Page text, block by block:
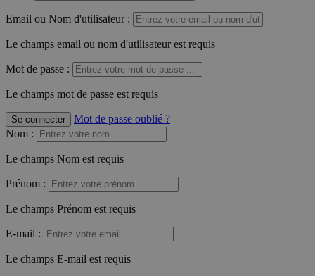
Email ou Nom d'utilisateur :
Le champs email ou nom d'utilisateur est requis
Mot de passe :
Le champs mot de passe est requis
Se connecter
Mot de passe oublié ?
Nom :
Le champs Nom est requis
Prénom :
Le champs Prénom est requis
E-mail :
Le champs E-mail est requis